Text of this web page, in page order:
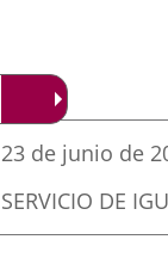
Fecha
la
noticia
23 de junio de
Fuente
la
SERVICIO DE